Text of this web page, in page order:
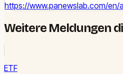
https://www.panewslab.com/
Weitere Meldungen
ETF